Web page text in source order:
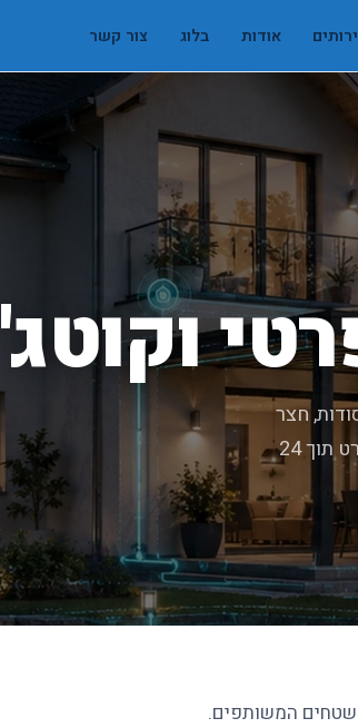
אודות בלוג צור קשר
וקוטג'
חצר
ומערכות חוץ. מהנדסים מוסמכים בפריסה ארצית, דוח מצולם מפורט תוך 24
המשותפים.